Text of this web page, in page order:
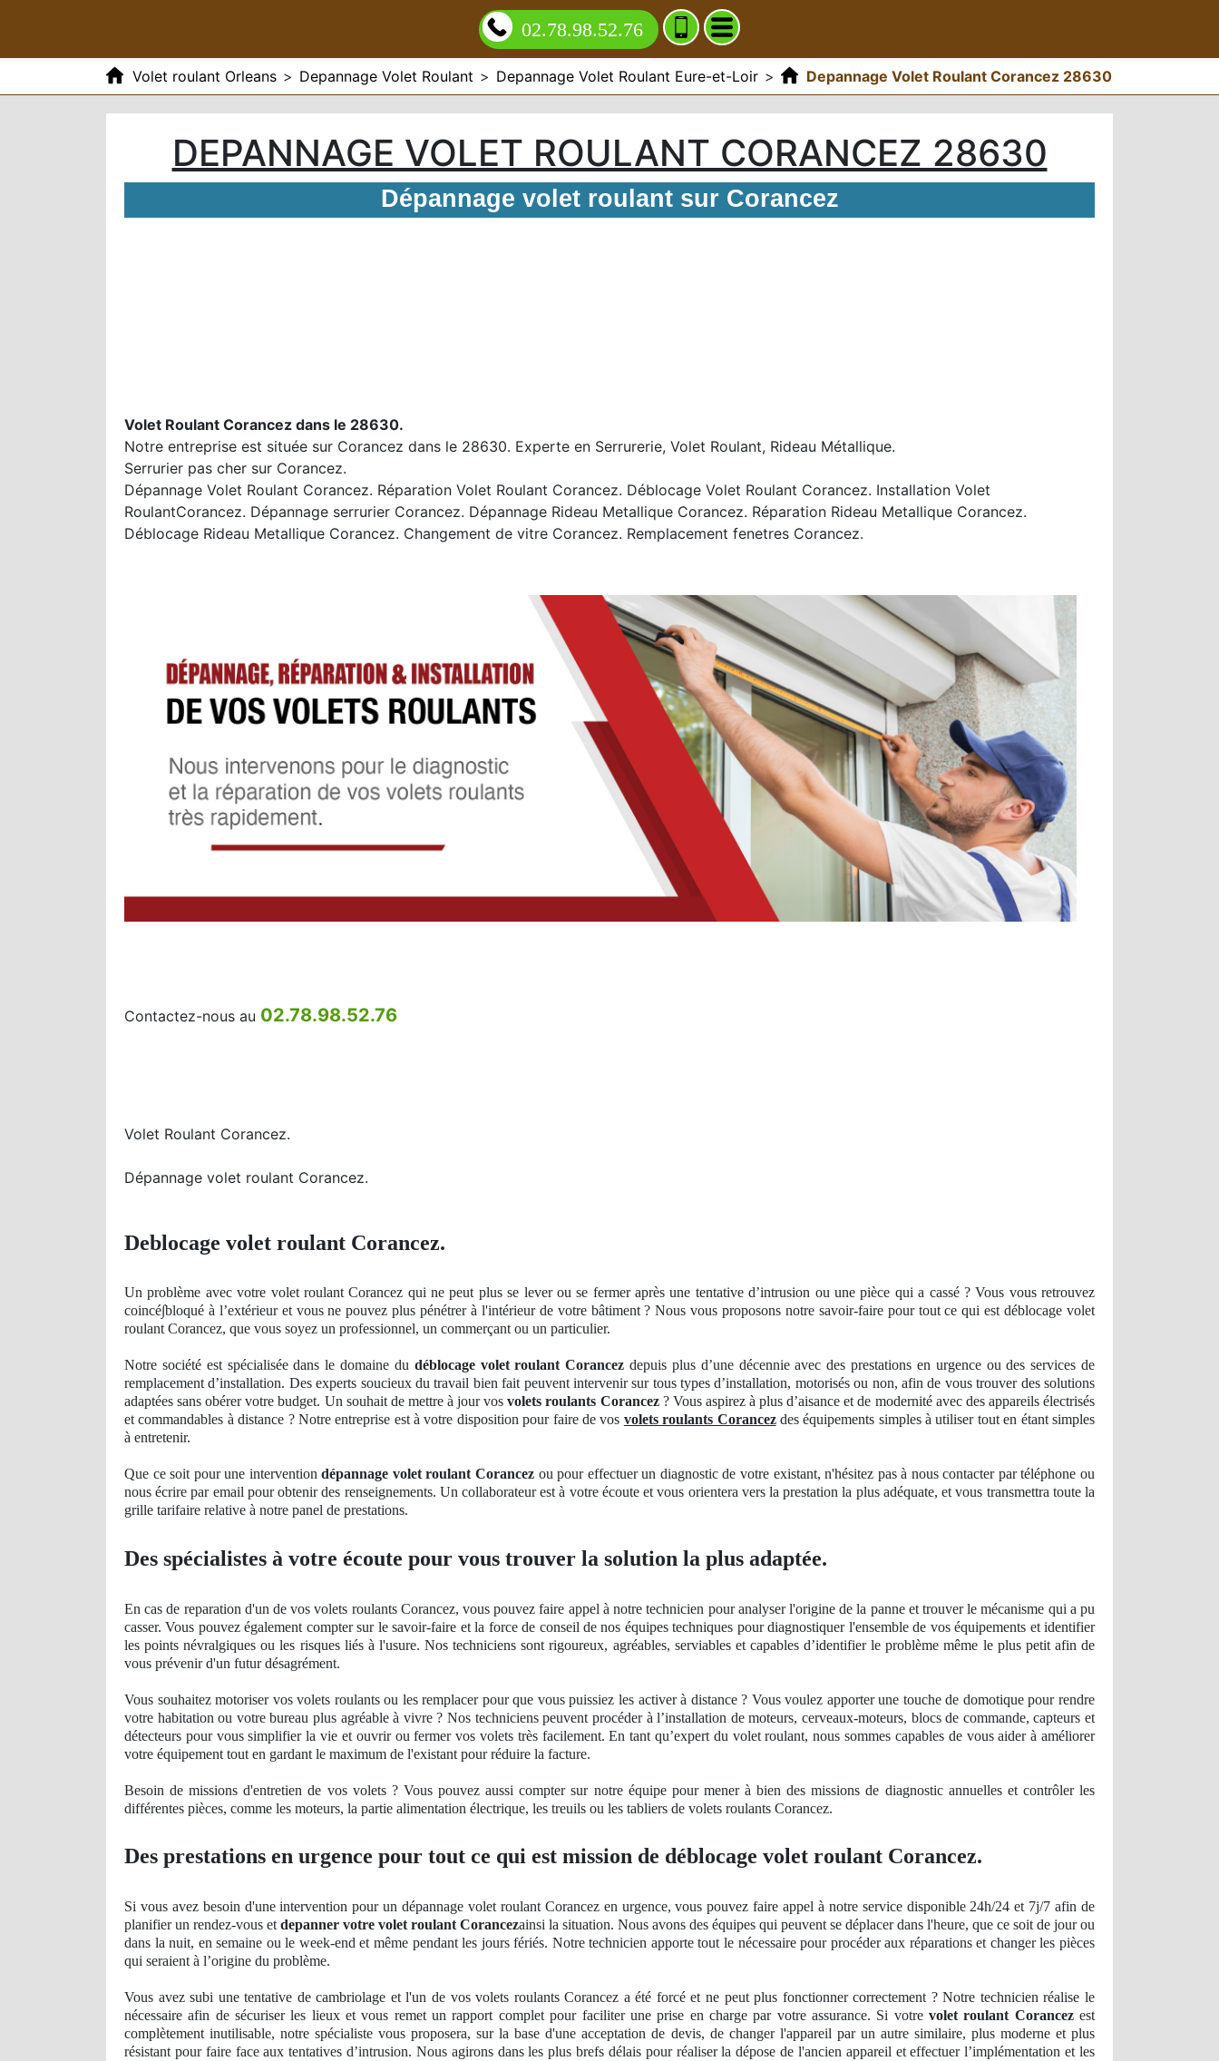
02.78.98.52.76
Volet roulant Orleans > Depannage Volet Roulant > Depannage Volet Roulant Eure-et-Loir > Depannage Volet Roulant Corancez 28630
DEPANNAGE VOLET ROULANT CORANCEZ 28630
Dépannage volet roulant sur Corancez
Volet Roulant Corancez dans le 28630.
Notre entreprise est située sur Corancez dans le 28630. Experte en Serrurerie, Volet Roulant, Rideau Métallique.
Serrurier pas cher sur Corancez.
Dépannage Volet Roulant Corancez. Réparation Volet Roulant Corancez. Déblocage Volet Roulant Corancez. Installation Volet
RoulantCorancez. Dépannage serrurier Corancez. Dépannage Rideau Metallique Corancez. Réparation Rideau Metallique Corancez.
Déblocage Rideau Metallique Corancez. Changement de vitre Corancez. Remplacement fenetres Corancez.
Contactez-nous au 02.78.98.52.76
Volet Roulant Corancez.
Dépannage volet roulant Corancez.
Deblocage volet roulant Corancez.
Unproblème avec votre volet roulant Corancez qui ne peut plus se leverou se fermeraprès une tentative d’intrusion ou une pièce qui a cassé ? Vous vous retrouvez
coincé∫bloqué à l’extérieur et vous ne pouvez plus pénétrer à l'intérieur de votre bâtiment? Nous vous proposons notre savoir-faire pour tout ce qui est déblocage volet
roulant Corancez, que vous soyez un professionnel, un commerçant ou un particulier.
Notre société est spécialisée dans le domaine du déblocage volet roulant Corancez depuis plus d’une décennie avec des prestations en urgence ou des services de
remplacement d’installation. Des experts soucieux du travail bien fait peuvent intervenir sur tous types d’installation, motorisés ou non, afin de vous trouver des solutions
adaptées sans obérer votre budget. Un souhait de mettre à jour vosvolets roulants Corancez? Vous aspirez à plus d’aisance et de modernité avec des appareils électrisés
et commandables à distance ? Notre entreprise est à votre disposition pour faire de vos volets roulants Corancezdes équipements simples à utiliser tout en étant simples
à entretenir.
Que ce soit pour une interventiondépannage volet roulant Corancez ou pour effectuerun diagnostic de votre existant, n'hésitez pas à nouscontacterpar téléphone ou
nous écrire par email pour obtenir des renseignements. Uncollaborateur est à votre écoute et vous orientera vers la prestation la plus adéquate, et vous transmettra toute la
grille tarifaire relative à notre panel de prestations.
Des spécialistes à votre écoute pour vous trouver la solution la plus adaptée.
En cas de reparation d'un de vos volets roulants Corancez, vous pouvez faire appel à notre technicien pour analyser l'origine de la panne et trouver le mécanisme qui a pu
casser. Vous pouvez également compter sur le savoir-faire et la force de conseil de nos équipes techniques pour diagnostiquer l'ensemble de vos équipements et identifier
les points névralgiques ou les risques liés à l'usure. Nos techniciens sont rigoureux, agréables, serviables et capables d’identifier le problème même le plus petit afin de
vous prévenir d'un futur désagrément.
Vous souhaitez motoriser vos volets roulants ou les remplacer pour que vous puissiez les activer à distance ? Vous voulez apporter une touche de domotique pour rendre
votre habitation ou votre bureau plus agréableà vivre ? Nos techniciens peuvent procéder à l’installation de moteurs, cerveaux-moteurs, blocs de commande, capteurs et
détecteurs pour vous simplifier la vie et ouvrir ou fermer vos volets très facilement. En tant qu’expert du volet roulant, nous sommes capables de vous aider à améliorer
votre équipement tout en gardant le maximum de l'existant pour réduire la facture.
Besoin de missions d'entretien de vos volets ? Vous pouvez aussi compter sur notre équipe pour mener à bien des missionsde diagnosticannuelles et contrôler les
différentes pièces, comme les moteurs, la partie alimentation électrique, les treuils ou les tabliers de volets roulants Corancez.
Des prestations en urgence pour tout ce qui est mission de déblocage volet roulant Corancez.
Si vous avez besoin d'une intervention pour un dépannage volet roulant Corancez en urgence, vous pouvez faire appel à notre service disponible 24h/24 et 7j/7 afin de
planifier un rendez-vous et depanner votre volet roulant Corancezainsi la situation. Nous avons des équipes qui peuvent se déplacer dans l'heure, que ce soit de jour ou
dans la nuit, en semaine ou le week-end et même pendant les jours fériés. Notre technicien apporte tout le nécessaire pour procéder aux réparations et changer les pièces
qui seraient à l’origine du problème.
Vous avezsubi une tentative de cambriolage et l'un de vos volets roulants Corancez a été forcé et ne peut plus fonctionner correctement ? Notre technicien réalise le
nécessaire afin de sécuriser les lieux et vous remet un rapport complet pour faciliter une prise en charge par votre assurance. Si votre volet roulant Corancezest
complètement inutilisable, notre spécialiste vous proposera, sur la base d'une acceptation de devis, de changer l'appareil par un autre similaire, plus moderne et plus
résistant pour faire face aux tentatives d’intrusion. Nous agirons dans les plus brefs délais pour réaliser la dépose de l'ancien appareil et effectuer l’implémentation et les